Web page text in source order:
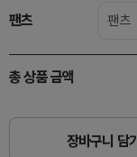
팬츠 팬츠
총 상품 금액
장바구니 담기